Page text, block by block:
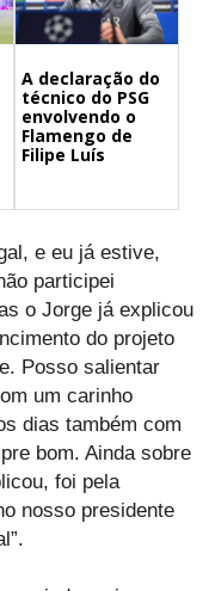
A declaração do
técnico do PSG
envolvendo o
Flamengo de
Filipe Luís
e eu já estive,
participei
o Jorge já explicou
do projeto
Posso salientar
um carinho
dias também com
bom. Ainda sobre
foi pela
nosso presidente